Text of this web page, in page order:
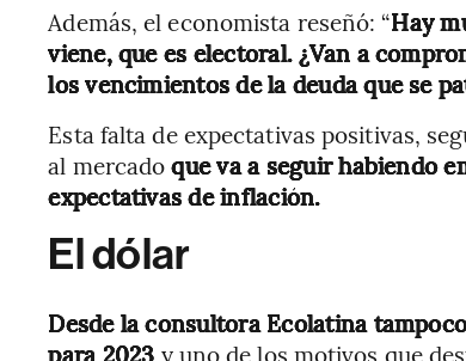
Además, el economista reseñó: “Hay
viene, que es electoral. ¿Van a
los vencimientos de la deuda que se
Esta falta de expectativas positivas,
al mercadoque va a seguir habiendo
expectativas de inflación.
El dólar
Desde la consultora Ecolatina
para 2023 y uno de los motivos que